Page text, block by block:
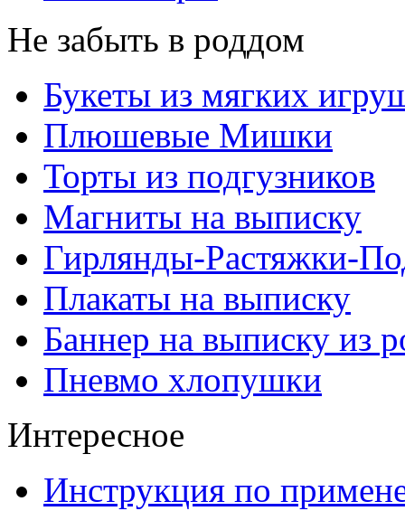
Не забыть в роддом
Букеты из мягких
Плюшевые Мишки
Торты из подгузников
Магниты на выписку
Гирлянды-Растяжки-
Плакаты на выписку
Баннер на выписку из
Пневмо хлопушки
Интересное
Инструкция по